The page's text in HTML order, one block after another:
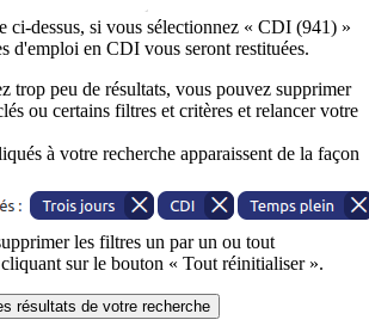
ci-dessus, si vous sélectionnez « CDI (941) »
d'emploi en CDI vous seront restituées.
trop peu de résultats, vous pouvez supprimer
ou certains filtres et critères et relancer votre
à votre recherche apparaissent de la façon
les filtres un par un ou tout
sur le bouton « Tout réinitialiser ».
résultats de votre recherche